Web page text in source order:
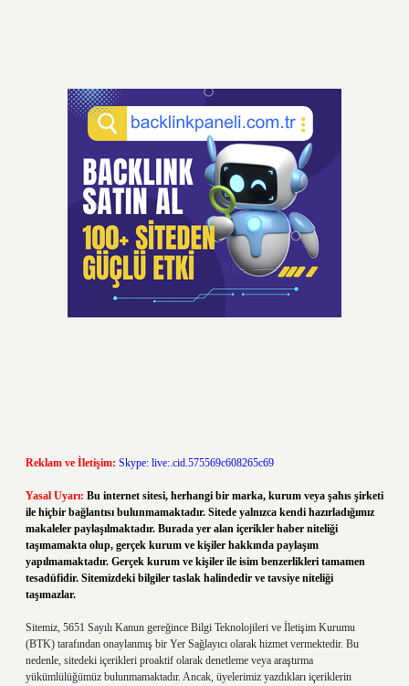
Reklam ve İletişim: Skype: live:.cid.575569c608265c69
Yasal Uyarı: Bu internet sitesi, herhangi bir marka, kurum veya şahıs şirketi
ile hiçbir bağlantısı bulunmamaktadır. Sitede yalnızca kendi hazırladığımız
makaleler paylaşılmaktadır. Burada yer alan içerikler haber niteliği
taşımamakta olup, gerçek kurum ve kişiler hakkında paylaşım
yapılmamaktadır. Gerçek kurum ve kişiler ile isim benzerlikleri tamamen
tesadüfidir. Sitemizdeki bilgiler taslak halindedir ve tavsiye niteliği
taşımazlar.
Sitemiz, 5651 Sayılı Kanun gereğince Bilgi Teknolojileri ve İletişim Kurumu
(BTK) tarafından onaylanmış bir Yer Sağlayıcı olarak hizmet vermektedir. Bu
nedenle, sitedeki içerikleri proaktif olarak denetleme veya araştırma
yükümlülüğümüz bulunmamaktadır. Ancak, üyelerimiz yazdıkları içeriklerin